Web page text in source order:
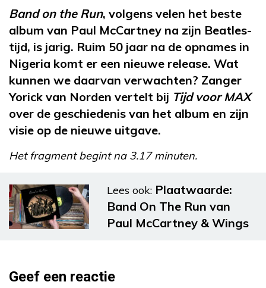
Band on the Run, volgens velen het beste
album van Paul McCartney na zijn Beatles-
tijd, is jarig. Ruim 50 jaar na de opnames in
Nigeria komt er een nieuwe release. Wat
kunnen we daarvan verwachten? Zanger
Yorick van Norden vertelt bij Tijd voor MAX
over de geschiedenis van het album en zijn
visie op de nieuwe uitgave.
Het fragment begint na 3.17 minuten.
Lees ook: Plaatwaarde:
Band On The Run van
Paul McCartney & Wings
Geef een reactie